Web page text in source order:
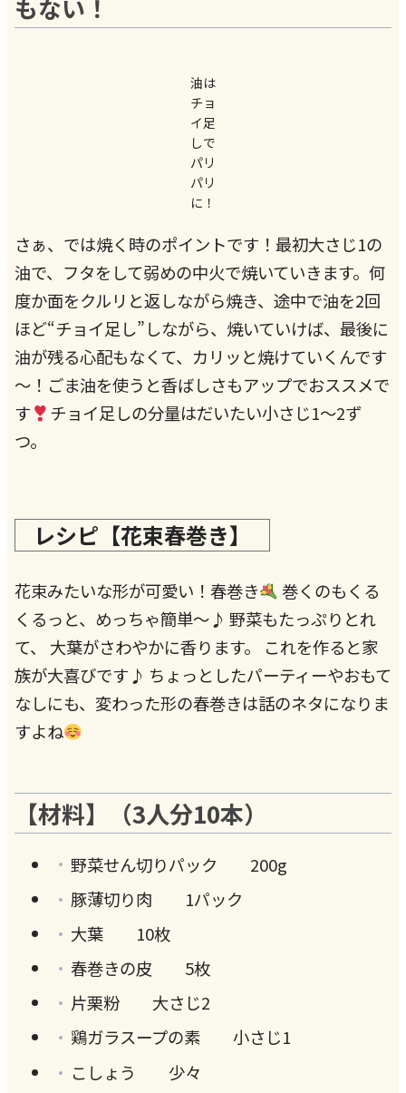
もない！
油は
チョ
イ足
しで
パリ
パリ
に！
さぁ、では焼く時のポイントです！最初大さじ1の
油で、フタをして弱めの中火で焼いていきます。何
度か面をクルリと返しながら焼き、途中で油を2回
ほど“チョイ足し”しながら、焼いていけば、最後に
油が残る心配もなくて、カリッと焼けていくんです
～！ごま油を使うと香ばしさもアップでおススメで
す
チョイ足しの分量はだいたい小さじ1～2ず
つ。
レシピ【花束春巻き】
花束みたいな形が可愛い！春巻き
巻くのもくる
くるっと、めっちゃ簡単～♪ 野菜もたっぷりとれ
て、 大葉がさわやかに香ります。 これを作ると家
族が大喜びです♪ ちょっとしたパーティーやおもて
なしにも、変わった形の春巻きは話のネタになりま
すよね
【材料】（3人分10本）
野菜せん切りパック 200g
豚薄切り肉 1パック
大葉 10枚
春巻きの皮 5枚
片栗粉 大さじ2
鶏ガラスープの素 小さじ1
こしょう 少々